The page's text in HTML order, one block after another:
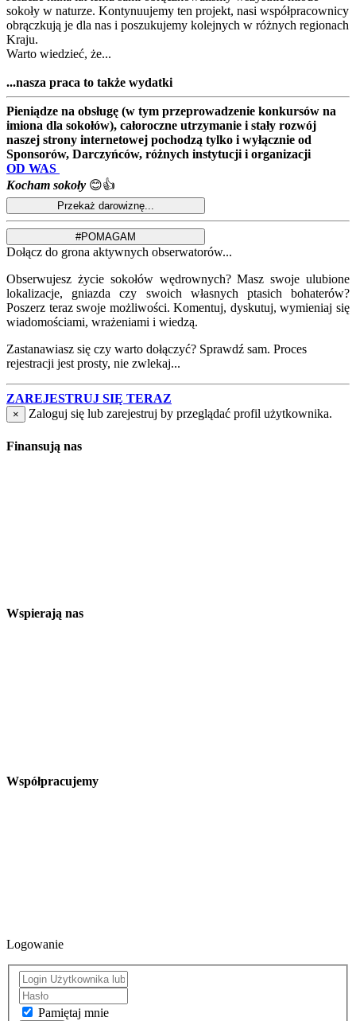
sokoły w naturze. Kontynuujemy ten projekt, nasi współpracownicy
obrączkują je dla nas i poszukujemy kolejnych w różnych regionach
Kraju.
Warto wiedzieć, że...
...nasza praca to także wydatki
Pieniądze na obsługę (w tym przeprowadzenie konkursów na
imiona dla sokołów), całoroczne utrzymanie i stały rozwój
naszej strony internetowej pochodzą tylko i wyłącznie od
Sponsorów, Darczyńców, różnych instytucji i organizacji
OD WAS
Kocham sokoły 😊👍
Dołącz do grona aktywnych obserwatorów...
Obserwujesz życie sokołów wędrownych? Masz swoje ulubione
lokalizacje, gniazda czy swoich własnych ptasich bohaterów?
Poszerz teraz swoje możliwości. Komentuj, dyskutuj, wymieniaj się
wiadomościami, wrażeniami i wiedzą.
Zastanawiasz się czy warto dołączyć? Sprawdź sam. Proces
rejestracji jest prosty, nie zwlekaj...
ZAREJESTRUJ SIĘ TERAZ
× Zaloguj się lub zarejestruj by przeglądać profil użytkownika.
Finansują nas
Wspierają nas
Współpracujemy
Logowanie
Pamiętaj mnie